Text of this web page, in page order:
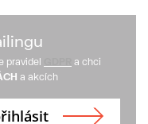
pravidel
a chci
a akcích